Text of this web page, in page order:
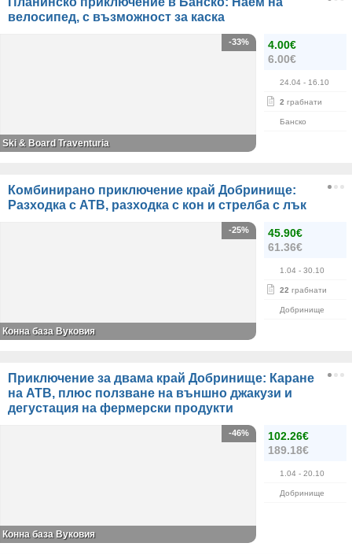
велосипед, с възможност за каска
4.00€
6.00€
24.04 - 16.10
2 грабнати
Банско
-33%
Ski & Board Traventuria
Комбинирано приключение край Добринище:
Разходка с АТВ, разходка с кон и стрелба с лък
45.90€
61.36€
1.04 - 30.10
22 грабнати
Добринище
-25%
Конна база Вуковия
Приключение за двама край Добринище: Каране
на АТВ, плюс ползване на външно джакузи и
дегустация на фермерски продукти
102.26€
189.18€
1.04 - 20.10
Добринище
-46%
Конна база Вуковия